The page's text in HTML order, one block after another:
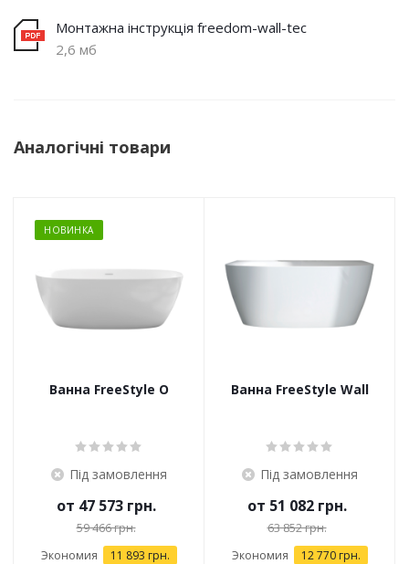
Монтажна інструкція freedom-wall-tec
2,6 мб
Аналогічні товари
НОВИНКА
Ванна FreeStyle O
Під замовлення
от 47 573 грн.
59 466 грн.
Экономия 11 893 грн.
Ванна FreeStyle Wall
Під замовлення
от 51 082 грн.
63 852 грн.
Экономия 12 770 грн.